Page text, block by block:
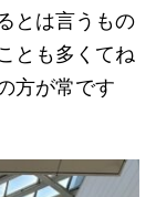
とは言うもの
とも多くてね
方が常です